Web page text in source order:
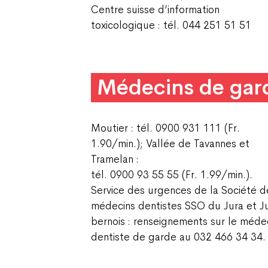
Centre suisse d’information
toxicologique : tél. 044 251 51 51
Médecins de
Moutier : tél. 0900 931 111 (Fr.
1.90/min.); Vallée de Tavannes et
Tramelan :
tél. 0900 93 55 55 (Fr. 1.99/min.).
Service des urgences de la Société
médecins dentistes SSO du Jura et
bernois : renseignements sur le
dentiste de garde au 032 466 34 34.